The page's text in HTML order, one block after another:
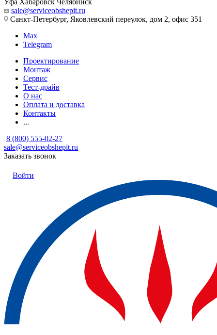
Уфа Хабаровск Челябинск
sale@serviceobshepit.ru
Санкт-Петербург, Яковлевский переулок, дом 2, офис 351
Max
Telegram
Проектирование
Монтаж
Сервис
Тест-драйв
О нас
Оплата и доставка
Контакты
...
8 (800) 555-02-27
sale@serviceobshepit.ru
Заказать звонок
Войти